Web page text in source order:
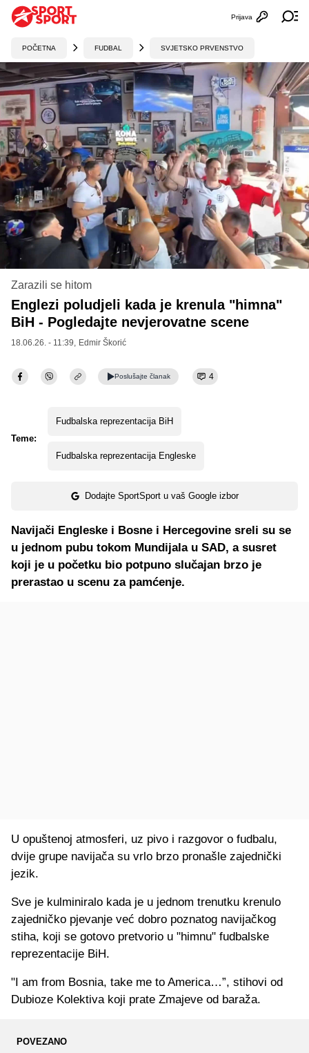
Otvori
Prijava
POČETNA FUDBAL SVJETSKO PRVENSTVO
Zarazili se hitom
Englezi poludjeli kada je krenula "himna"
BiH - Pogledajte nevjerovatne scene
18.06.26. - 11:39, Edmir Škorić
Poslušajte članak 4
Teme:
Fudbalska reprezentacija BiH
Fudbalska reprezentacija Engleske
Dodajte SportSport u vaš Google izbor
Navijači Engleske i Bosne i Hercegovine sreli su se
u jednom pubu tokom Mundijala u SAD, a susret
koji je u početku bio potpuno slučajan brzo je
prerastao u scenu za pamćenje.
U opuštenoj atmosferi, uz pivo i razgovor o fudbalu,
dvije grupe navijača su vrlo brzo pronašle zajednički
jezik.
Sve je kulminiralo kada je u jednom trenutku krenulo
zajedničko pjevanje već dobro poznatog navijačkog
stiha, koji se gotovo pretvorio u "himnu" fudbalske
reprezentacije BiH.
"I am from Bosnia, take me to America…”, stihovi od
Dubioze Kolektiva koji prate Zmajeve od baraža.
POVEZANO